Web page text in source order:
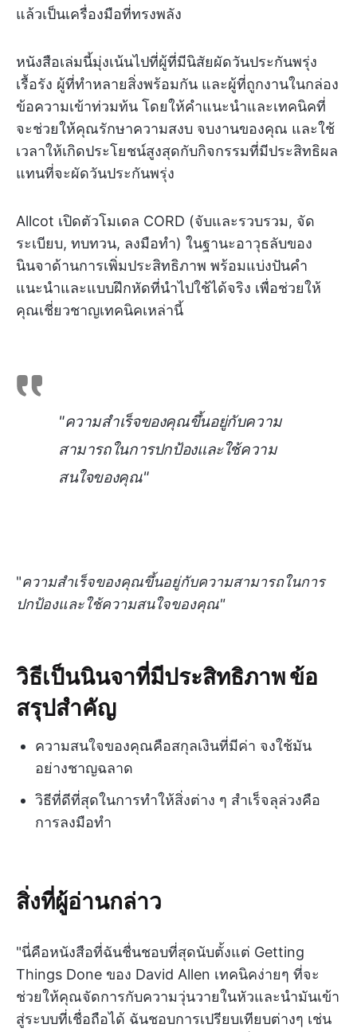
แล้วเป็นเครื่องมือที่ทรงพลัง
หนังสือเล่มนี้มุ่งเน้นไปที่ผู้ที่มีนิสัยผัดวันประกันพรุ่ง
เรื้อรัง ผู้ที่ทำหลายสิ่งพร้อมกัน และผู้ที่ถูกงานในกล่อง
ข้อความเข้าท่วมท้น โดยให้คำแนะนำและเทคนิคที่
จะช่วยให้คุณรักษาความสงบ จบงานของคุณ และใช้
เวลาให้เกิดประโยชน์สูงสุดกับกิจกรรมที่มีประสิทธิผล
แทนที่จะผัดวันประกันพรุ่ง
Allcot เปิดตัวโมเดล CORD (จับและรวบรวม, จัด
ระเบียบ, ทบทวน, ลงมือทำ) ในฐานะอาวุธลับของ
นินจาด้านการเพิ่มประสิทธิภาพ พร้อมแบ่งปันคำ
แนะนำและแบบฝึกหัดที่นำไปใช้ได้จริง เพื่อช่วยให้
คุณเชี่ยวชาญเทคนิคเหล่านี้
"ความสำเร็จของคุณขึ้นอยู่กับความ
สามารถในการปกป้องและใช้ความ
สนใจของคุณ"
"ความสำเร็จของคุณขึ้นอยู่กับความสามารถในการ
ปกป้องและใช้ความสนใจของคุณ"
วิธีเป็นนินจาที่มีประสิทธิภาพ ข้อ
สรุปสำคัญ
ความสนใจของคุณคือสกุลเงินที่มีค่า จงใช้มัน
อย่างชาญฉลาด
วิธีที่ดีที่สุดในการทำให้สิ่งต่าง ๆ สำเร็จลุล่วงคือ
การลงมือทำ
สิ่งที่ผู้อ่านกล่าว
"นี่คือหนังสือที่ฉันชื่นชอบที่สุดนับตั้งแต่ Getting
Things Done ของ David Allen เทคนิคง่ายๆ ที่จะ
ช่วยให้คุณจัดการกับความวุ่นวายในหัวและนำมันเข้า
สู่ระบบที่เชื่อถือได้ ฉันชอบการเปรียบเทียบต่างๆ เช่น